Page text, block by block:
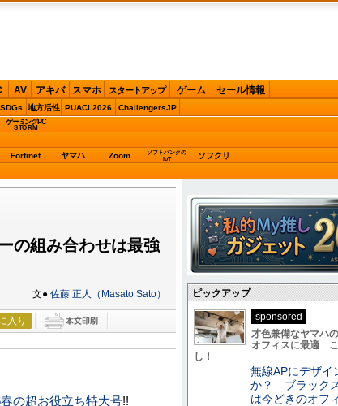
AV アキバ スマホ スタートアップ ゲーム セール情報
SDGs 地方活性 PUACL2026 ChallengersJP
ゲーミングPC
STORM
Fortinet ヤマハ Zoom
ソフトバンクの
IoT
ソフクリ
の組み合わせは最強
文● 佐藤 正人（Masato Sato）
入り
の超お役立ち特大号!!
ピックアップ
sponsored
才色兼備なヤマハ
オフィスに最適
し！
無線APにデザイ
か？ ブラック
は今どきのオフ